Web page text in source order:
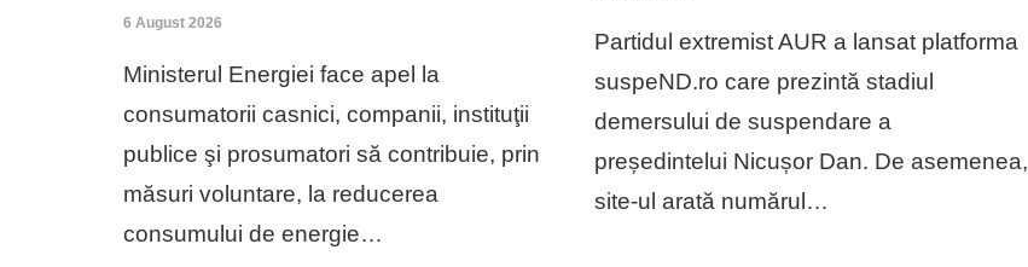
6 August 2026
Ministerul Energiei face apel la
consumatorii casnici, companii, instituţii
publice şi prosumatori să contribuie, prin
măsuri voluntare, la reducerea
consumului de energie…
Partidul extremist AUR a lansat platforma
suspeND.ro care prezintă stadiul
demersului de suspendare a
președintelui Nicușor Dan. De asemenea,
site-ul arată numărul…